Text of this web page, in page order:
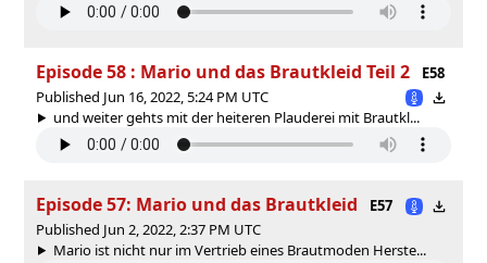
Episode 58 : Mario und das Brautkleid Teil 2
E58
Published Jun 16, 2022, 5:24 PM UTC
und weiter gehts mit der heiteren Plauderei mit Brautkl...
Episode 57: Mario und das Brautkleid
E57
Published Jun 2, 2022, 2:37 PM UTC
Mario ist nicht nur im Vertrieb eines Brautmoden Herste...